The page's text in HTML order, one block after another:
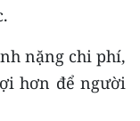
nặng chi phí,
hơn để người